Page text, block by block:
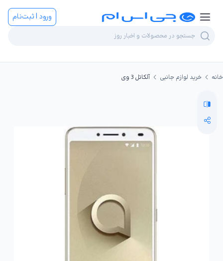
ورود | ثبت‌نام
خانه خرید لوازم جانبی آلکاتل 3 وی